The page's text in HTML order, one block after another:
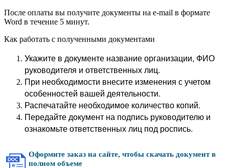
После оплаты вы получите документы на e-mail в формате
Word в течение 5 минут.
Как работать с полученными документами
Укажите в документе название организации, ФИО
руководителя и ответственных лиц.
При необходимости внесите изменения с учетом
особенностей вашей деятельности.
Распечатайте необходимое количество копий.
Передайте документ на подпись руководителю и
ознакомьте ответственных лиц под роспись.
Оформите заказ на сайте, чтобы скачать документ в
полном объеме